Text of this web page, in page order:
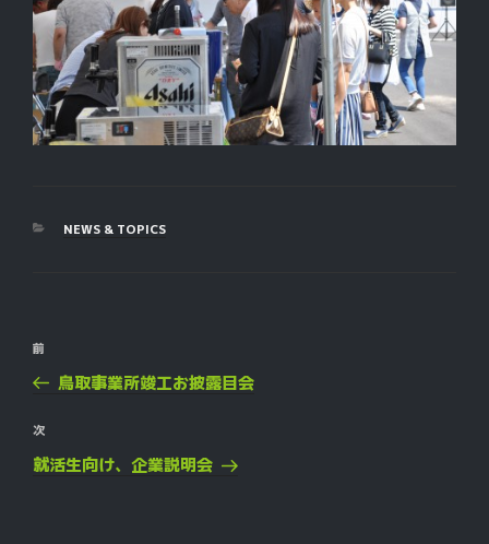
カ
NEWS & TOPICS
投
ナ
ビ
ゲ
過
去
投
稿
前
鳥取事業所竣工お披露目会
次
の
次
就活生向け、企業説明会